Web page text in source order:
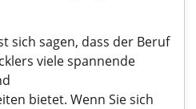
sich sagen, dass der Beruf
viele spannende
bietet. Wenn Sie sich